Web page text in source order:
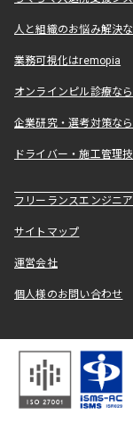
人と組織のお悩み解決
業務可視化はremopia
オンラインピル診療な
企業研究・選考対策な
ドライバー・施工管理
フリーランスエンジニ
サイトマップ
運営会社
個人様のお問い合わせ